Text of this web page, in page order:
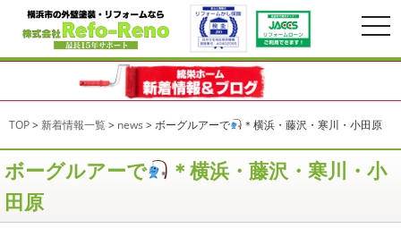
TOP> 新着情報一覧> news >ボーグルアーで ＊横浜・藤沢・寒川・小田原
ボーグルアーで
＊横浜・藤沢・寒川・小
田原